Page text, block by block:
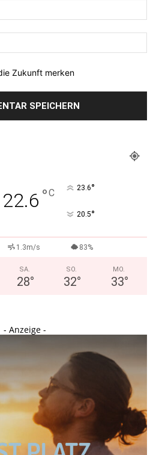
Zukunft merken
22.6 °C 23.6°
20.5°
1.3m/s 83%
SA.
28°
SO.
32°
MO.
33°
- Anzeige -